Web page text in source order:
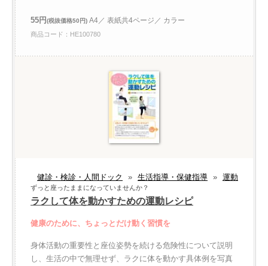
55円(税抜価格50円) A4／ 表紙共4ページ／ カラー
商品コード：HE100780
健診・検診・人間ドック » 生活指導・保健指導 » 運動
ずっと座ったままになっていませんか？
ラクして体を動かすための運動レシピ
健康のために、ちょっとだけ動く習慣を
身体活動の重要性と座位姿勢を続ける危険性について説明
し、生活の中で無理せず、ラクに体を動かす具体例を写真